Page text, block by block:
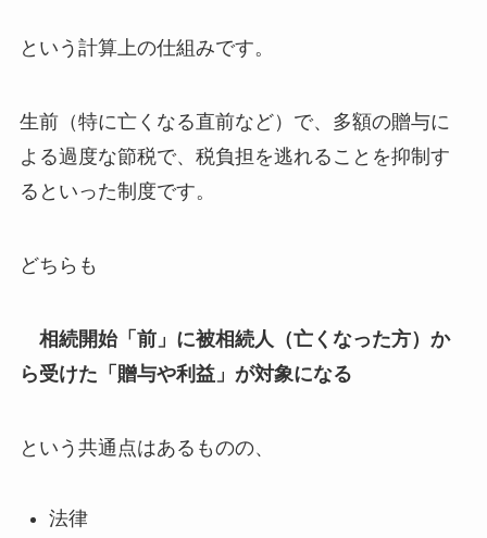
という計算上の仕組みです。
生前（特に亡くなる直前など）で、多額の贈与に
よる過度な節税で、税負担を逃れることを抑制す
るといった制度です。
どちらも
相続開始「前」に被相続人（亡くなった方）か
ら受けた「贈与や利益」が対象になる
という共通点はあるものの、
法律